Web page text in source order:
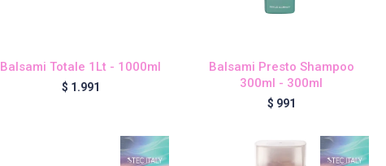
Balsami Totale 1Lt - 1000ml
$ 1.991
Balsami Presto Shampoo
300ml - 300ml
$ 991